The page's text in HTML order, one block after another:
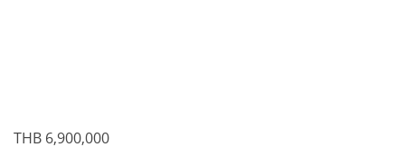
THB 6,900,000